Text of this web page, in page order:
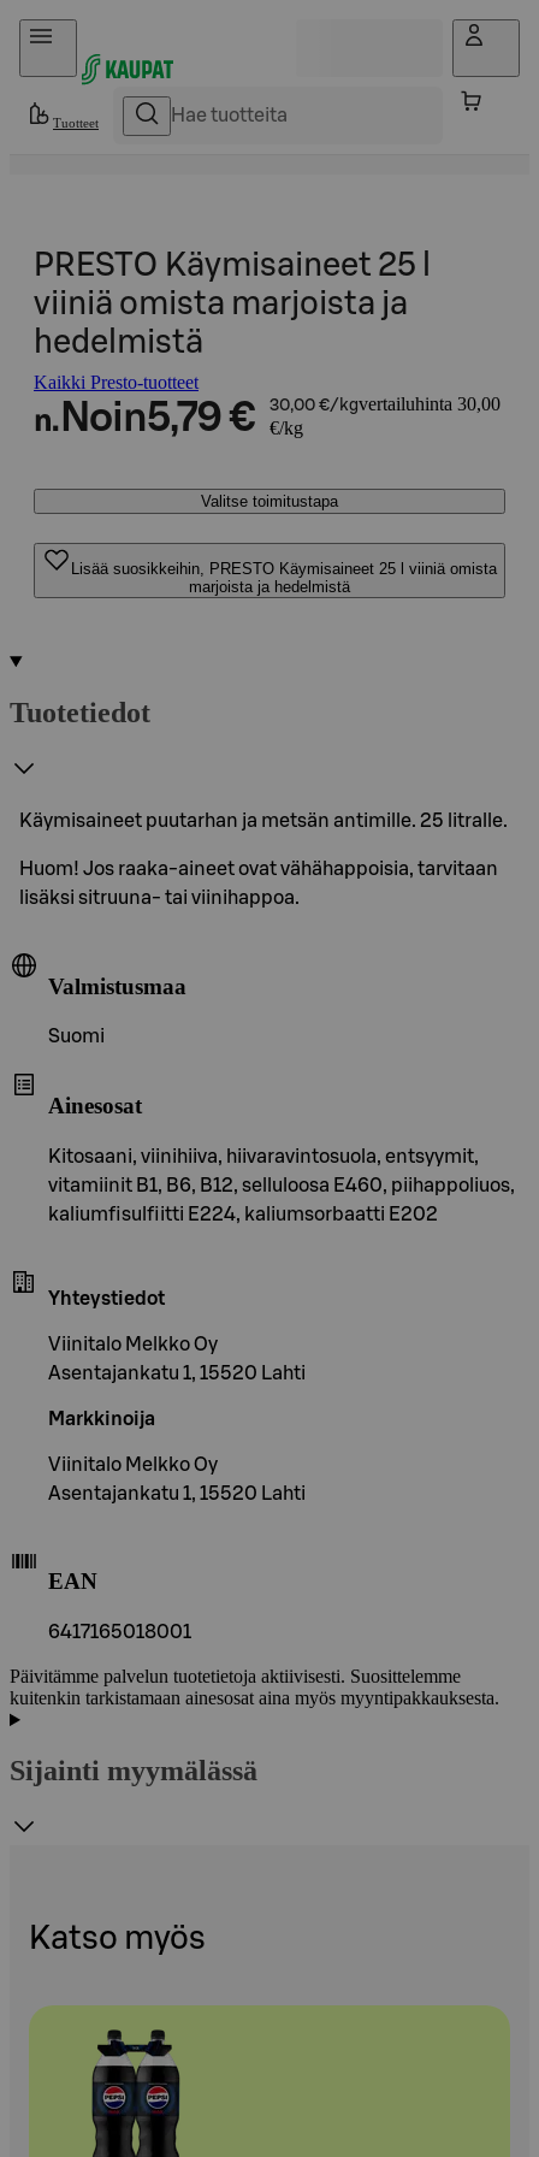
Hyppää sisältöön
Tuotteet
PRESTO Käymisaineet 25 l
viiniä omista marjoista ja
hedelmistä
Kaikki Presto-tuotteet
n. Noin5,79 € 30,00 €/kgvertailuhinta 30,00
€/kg
Valitse toimitustapa
Lisää suosikkeihin, PRESTO Käymisaineet 25 l viiniä omista
marjoista ja hedelmistä
Tuotetiedot
Käymisaineet puutarhan ja metsän antimille. 25 litralle.
Huom! Jos raaka-aineet ovat vähähappoisia, tarvitaan
lisäksi sitruuna- tai viinihappoa.
Valmistusmaa
Suomi
Ainesosat
Kitosaani, viinihiiva, hiivaravintosuola, entsyymit,
vitamiinit B1, B6, B12, selluloosa E460, piihappoliuos,
kaliumfisulfiitti E224, kaliumsorbaatti E202
Yhteystiedot
Viinitalo Melkko Oy
Asentajankatu 1, 15520 Lahti
Markkinoija
Viinitalo Melkko Oy
Asentajankatu 1, 15520 Lahti
EAN
6417165018001
Päivitämme palvelun tuotetietoja aktiivisesti. Suosittelemme
kuitenkin tarkistamaan ainesosat aina myös myyntipakkauksesta.
Sijainti myymälässä
Katso myös